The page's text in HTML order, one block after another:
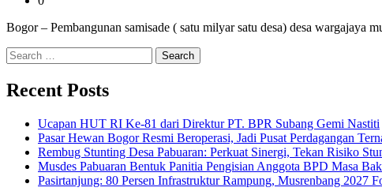
Bogor – Pembangunan samisade ( satu milyar satu desa) desa
Search
for:
Recent Posts
Ucapan HUT RI Ke-81 dari Direktur PT. BPR Subang Gemi Nastiti
Pasar Hewan Bogor Resmi Beroperasi, Jadi Pusat Perdagangan
Rembug Stunting Desa Pabuaran: Perkuat Sinergi, Tekan Risiko
Musdes Pabuaran Bentuk Panitia Pengisian Anggota BPD Masa
Pasirtanjung: 80 Persen Infrastruktur Rampung, Musrenbang 2027